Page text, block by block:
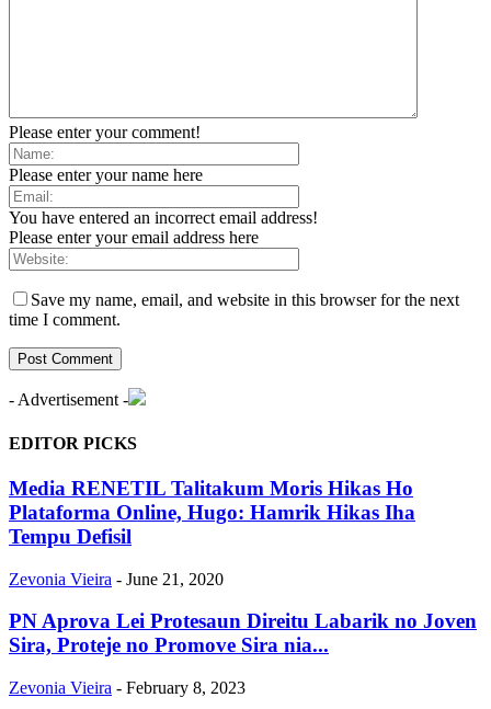
Please enter your comment!
Please enter your name here
You have entered an incorrect email address!
Please enter your email address here
Save my name, email, and website in this browser for the next
time I comment.
- Advertisement -
EDITOR PICKS
Media RENETIL Talitakum Moris Hikas Ho
Plataforma Online, Hugo: Hamrik Hikas Iha
Tempu Defisil
Zevonia Vieira - June 21, 2020
PN Aprova Lei Protesaun Direitu Labarik no Joven
Sira, Proteje no Promove Sira nia...
Zevonia Vieira - February 8, 2023